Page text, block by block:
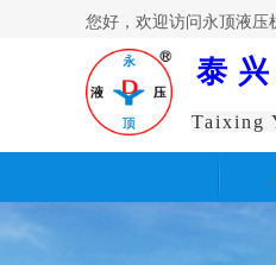
您好，欢迎访问永顶液压
Taixing
泰